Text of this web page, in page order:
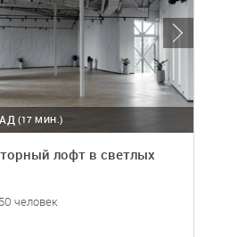
(17 МИН.)
лофт в светлых
человек